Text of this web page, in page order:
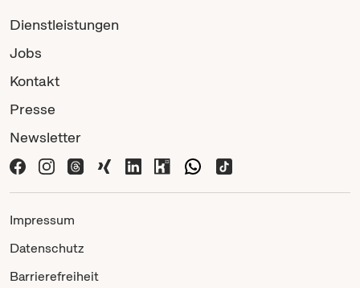
Dienstleistungen
Jobs
Kontakt
Presse
Newsletter
Impressum
Datenschutz
Barrierefreiheit